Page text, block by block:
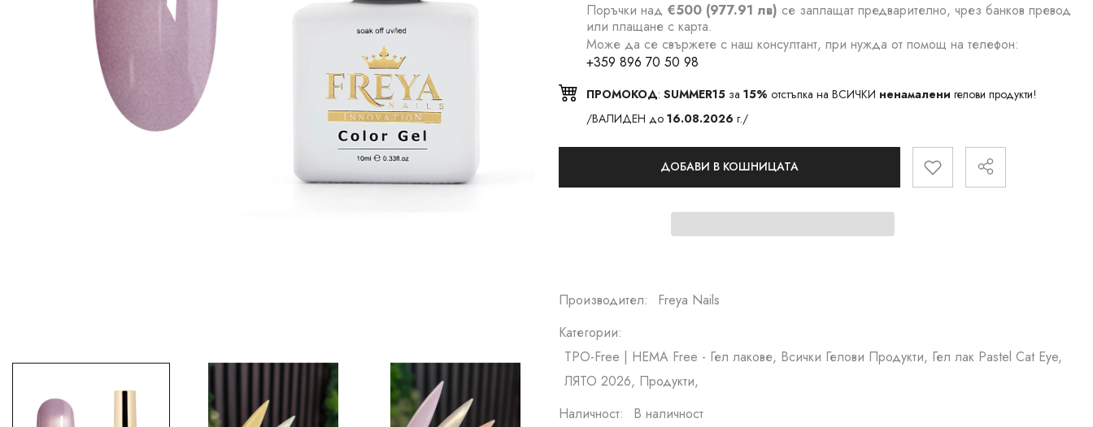
Поръчки над €500 (977.91 лв) се заплащат предварително, чрез банков превод
или плащане с карта.
Може да се свържете с наш консултант, при нужда от помощ на телефон:
+359 896 70 50 98
ПРОМОКОД: SUMMER15 за 15% отстъпка на ВСИЧКИ ненамалени гелови продукти!
/ВАЛИДЕН до 16.08.2026 г./
ДОБАВИ В КОШНИЦАТА
Производител:
Freya Nails
Категории:
TPO-Free | HEMA Free - Гел лакове, Всички Гелови Продукти, Гел лак Pastel Cat Eye,
ЛЯТО 2026, Продукти,
Наличност:
В наличност